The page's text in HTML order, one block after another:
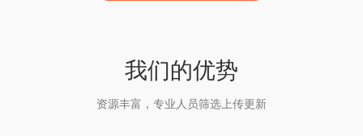
我们的优势
资源丰富，专业人员筛选上传更新